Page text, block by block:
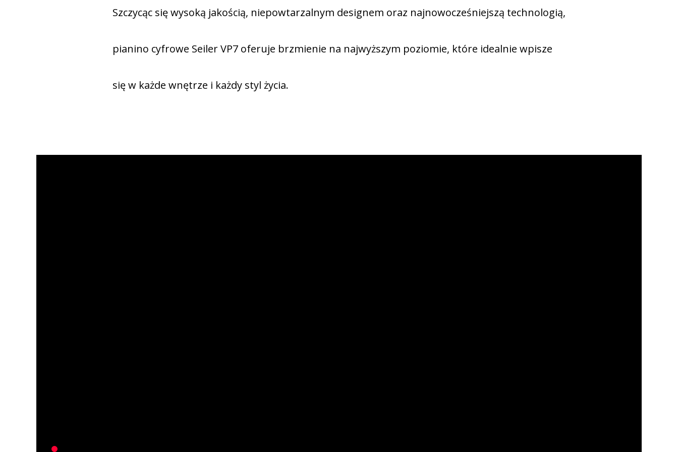
Szczycąc się wysoką jakością, niepowtarzalnym designem oraz najnowocześniejszą technologią,
pianino cyfrowe Seiler VP7 oferuje brzmienie na najwyższym poziomie, które idealnie wpisze
się w każde wnętrze i każdy styl życia.